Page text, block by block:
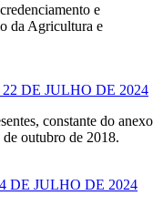
e
da Agricultura e
DE JULHO DE 2024
constante do anexo
outubro de 2018.
DE JULHO DE 2024